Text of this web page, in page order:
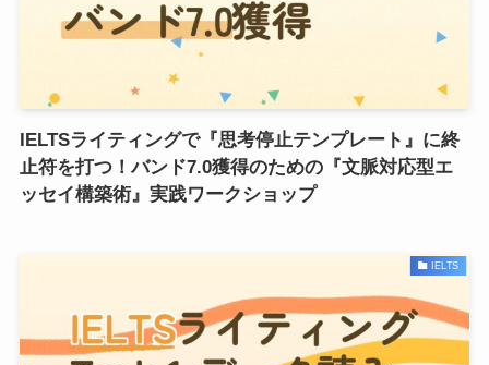
IELTSライティングで『思考停止テンプレート』に終
止符を打つ！バンド7.0獲得のための『文脈対応型エ
ッセイ構築術』実践ワークショップ
IELTS